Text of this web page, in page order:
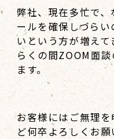
弊社、現在多忙で
ールを確保しづら
いという方が増え
らくの間ZOOM面
ます。
お客様にはご無理
ど何卒よろしくお願